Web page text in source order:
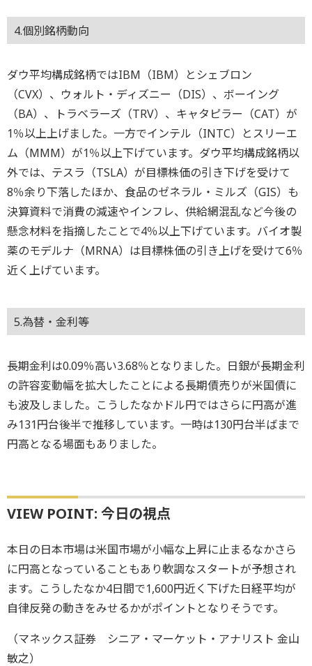
4.個別銘柄動向
ダウ平均構成銘柄ではIBM（IBM）とシェブロン
（CVX）、ウォルト・ディズニー（DIS）、ボーイング
（BA）、トラベラーズ（TRV）、キャタピラー（CAT）が
1％以上上げました。一方でインテル（INTC）とスリーエ
ム（MMM）が1％以上下げています。ダウ平均構成銘柄以
外では、テスラ（TSLA）が目標株価の引き下げを受けて
8％余り下落したほか、食品のゼネラル・ミルズ（GIS）も
決算資料で消費の減速やインフレ、供給網混乱など今後の
懸念材料を指摘したことで4％以上下げています。バイオ製
薬のモデルナ（MRNA）は目標株価の引き上げを受けて6％
近く上げています。
5.為替・金利等
長期金利は0.09％高い3.68％となりました。日銀が長期金利
の許容変動幅を拡大したことによる長期債売りが米国債に
も波及しました。こうしたなかドル円ではさらに円高が進
み131円台後半で推移しています。一時は130円台半ばまで
円高となる場面もありました。
VIEW POINT: 今日の視点
本日の日本市場は米国市場が小幅な上昇に止まるなかさら
に円高となっていることもあり軟調なスタートが予想され
ます。こうしたなか4日間で1,600円近く下げた日経平均が
自律反発の動きをみせるかがポイントとなりそうです。
（マネックス証券 シニア・マーケット・アナリスト 金山
敏之）